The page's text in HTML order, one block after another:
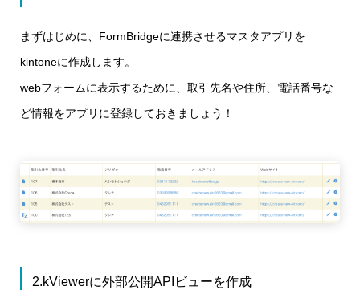
まずはじめに、FormBridgeに連携させるマスタアプリを
kintoneに作成します。
webフォームに表示するために、取引先名や住所、電話番号な
ど情報をアプリに登録しておきましょう！
2.kViewerに外部公開APIビューを作成